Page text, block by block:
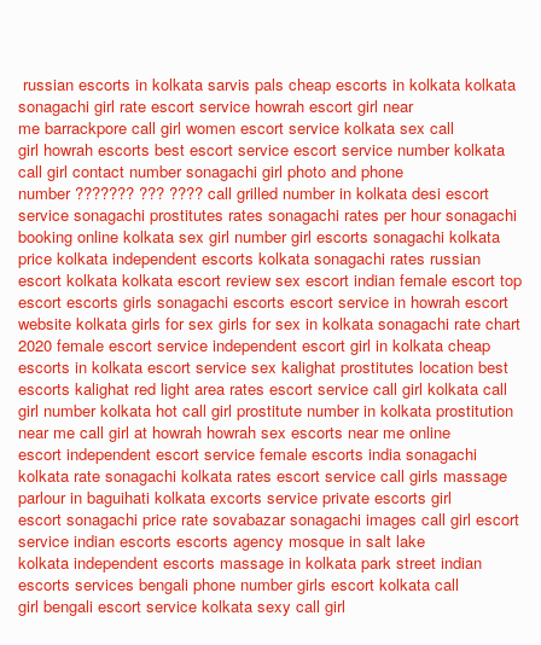
russian escorts in kolkata sarvis pals cheap escorts in kolkata kolkata
sonagachi girl rate escort service howrah escort girl near
me barrackpore call girl women escort service kolkata sex call
girl howrah escorts best escort service escort service number kolkata
call girl contact number sonagachi girl photo and phone
number ??????? ??? ???? call grilled number in kolkata desi escort
service sonagachi prostitutes rates sonagachi rates per hour sonagachi
booking online kolkata sex girl number girl escorts sonagachi kolkata
price kolkata independent escorts kolkata sonagachi rates russian
escort kolkata kolkata escort review sex escort indian female escort top
escort escorts girls sonagachi escorts escort service in howrah escort
website kolkata girls for sex girls for sex in kolkata sonagachi rate chart
2020 female escort service independent escort girl in kolkata cheap
escorts in kolkata escort service sex kalighat prostitutes location best
escorts kalighat red light area rates escort service call girl kolkata call
girl number kolkata hot call girl prostitute number in kolkata prostitution
near me call girl at howrah howrah sex escorts near me online
escort independent escort service female escorts india sonagachi
kolkata rate sonagachi kolkata rates escort service call girls massage
parlour in baguihati kolkata excorts service private escorts girl
escort sonagachi price rate sovabazar sonagachi images call girl escort
service indian escorts escorts agency mosque in salt lake
kolkata independent escorts massage in kolkata park street indian
escorts services bengali phone number girls escort kolkata call
girl bengali escort service kolkata sexy call girl